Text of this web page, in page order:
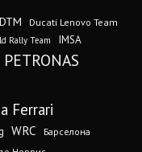
DTM Ducati Lenovo Team
Rally Team IMSA
Ferrari
WRC
Барселона